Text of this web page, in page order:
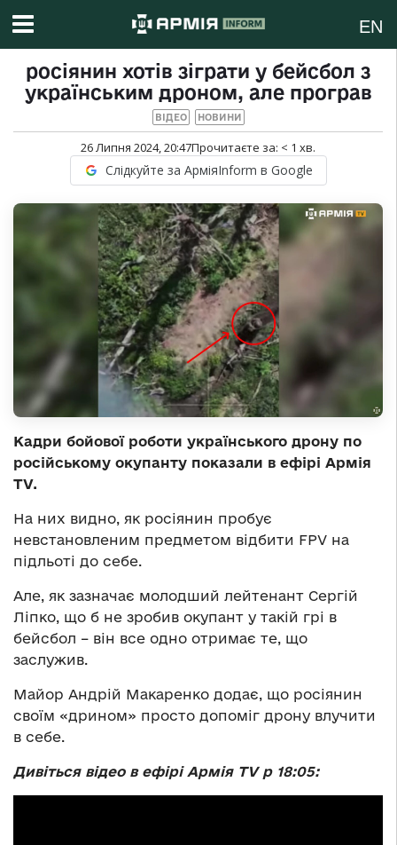
EN
росіянин хотів зіграти у бейсбол з
українським дроном, але програв
ВІДЕО НОВИНИ
26 Липня 2024, 20:47Прочитаєте за: < 1 хв.
Слідкуйте за АрміяInform в Google
Кадри бойової роботи українського дрону по
російському окупанту показали в ефірі Армія
TV.
На них видно, як росіянин пробує
невстановленим предметом відбити FPV на
підльоті до себе.
Але, як зазначає молодший лейтенант Сергій
Ліпко, що б не зробив окупант у такій грі в
бейсбол – він все одно отримає те, що
заслужив.
Майор Андрій Макаренко додає, що росіянин
своїм «дрином» просто допоміг дрону влучити
в себе.
Дивіться відео в ефірі Армія TV p 18:05: